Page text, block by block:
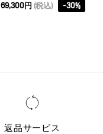
69,300円 (税込) -30%
返品サービス